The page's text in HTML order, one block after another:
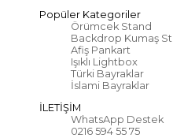
Popüler Kategoriler
Örümcek Stand
Backdrop Kumaş
Afiş Pankart
Işıklı Lightbox
Türki Bayraklar
İslami Bayraklar
İLETİŞİM
WhatsApp Destek
0216 594 55 75